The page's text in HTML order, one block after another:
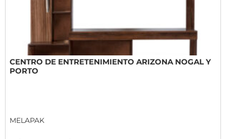
CENTRO DE ENTRETENIMIENTO ARIZONA NOGAL Y
PORTO
MELAPAK